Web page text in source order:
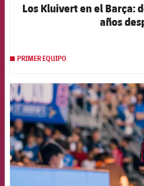
Los Kluivert en el Barça:
años
PRIMER EQUIPO